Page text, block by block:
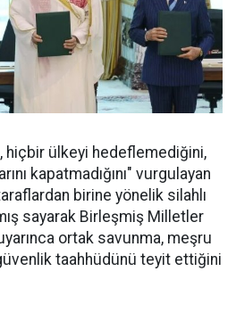
hiçbir ülkeyi hedeflemediğini,
kapatmadığını" vurgulayan
birine yönelik silahlı
sayarak Birleşmiş Milletler
ortak savunma, meşru
taahhüdünü teyit ettiğini